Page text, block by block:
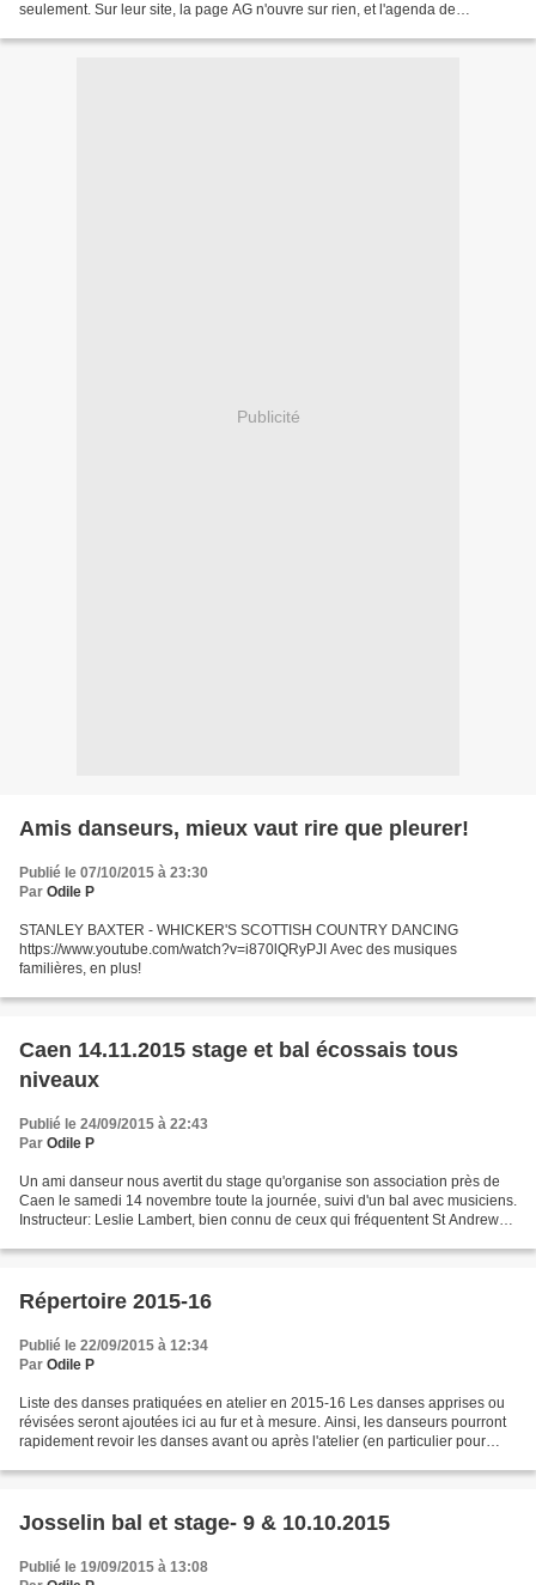
seulement. Sur leur site, la page AG n'ouvre sur rien, et l'agenda de
Publicité
Amis danseurs, mieux vaut rire que pleurer!
Publié le 07/10/2015 à 23:30
Par Odile P
STANLEY BAXTER - WHICKER'S SCOTTISH COUNTRY DANCING
https://www.youtube.com/watch?v=i870lQRyPJI Avec des musiques
familières, en plus!
Caen 14.11.2015 stage et bal écossais tous
niveaux
Publié le 24/09/2015 à 22:43
Par Odile P
Un ami danseur nous avertit du stage qu'organise son association près de
Caen le samedi 14 novembre toute la journée, suivi d'un bal avec musiciens.
Instructeur: Leslie Lambert, bien connu de ceux qui fréquentent St Andrews;
Répertoire 2015-16
Publié le 22/09/2015 à 12:34
Par Odile P
Liste des danses pratiquées en atelier en 2015-16 Les danses apprises ou
révisées seront ajoutées ici au fur et à mesure. Ainsi, les danseurs pourront
rapidement revoir les danses avant ou après l'atelier (en particulier pour
Josselin bal et stage- 9 & 10.10.2015
Publié le 19/09/2015 à 13:08